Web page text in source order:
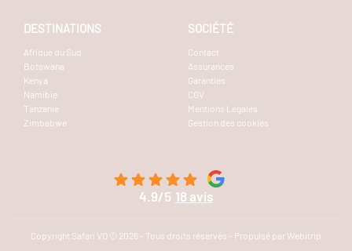
DESTINATIONS
Afrique du Sud
Botswana
Kenya
Namibie
Tanzanie
Zimbabwe
SOCIÉTÉ
Contact
Assurances
Garanties
CGV
Mentions Légales
Gestion des cookies
4.9/5 18 avis
Copyright Safari VO © 2026 - Tous droits réservés - Propulsé par Webitrip